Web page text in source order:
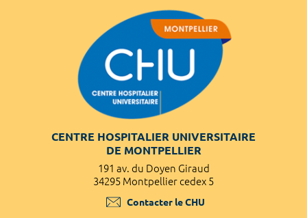
CENTRE HOSPITALIER UNIVERSITAIRE
DE MONTPELLIER
191 av. du Doyen Giraud
34295 Montpellier cedex 5
Contacter le CHU